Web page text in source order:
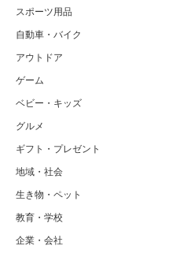
スポーツ用品
自動車・バイク
アウトドア
ゲーム
ベビー・キッズ
グルメ
ギフト・プレゼント
地域・社会
生き物・ペット
教育・学校
企業・会社